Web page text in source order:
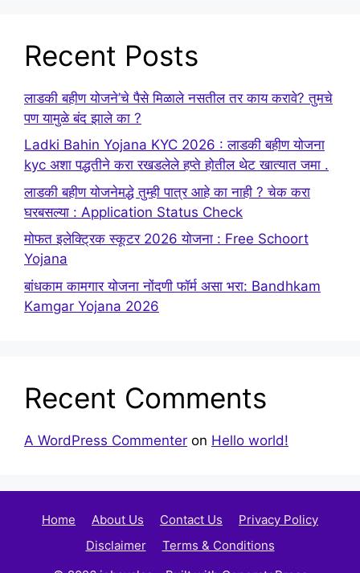
Recent Posts
लाडकी बहीण योजने’चे पैसे मिळाले नसतील तर काय करावे? तुमचे
पण यामुळे बंद झाले का ?
Ladki Bahin Yojana KYC 2026 : लाडकी बहीण योजना
kyc अशा पद्धतीने करा रखडलेले हप्ते होतील थेट खात्यात जमा .
लाडकी बहीण योजनेमद्धे तुम्ही पात्र आहे का नाही ? चेक करा
घरबसल्या : Application Status Check
मोफत इलेक्ट्रिक स्कूटर 2026 योजना : Free Schoort
Yojana
बांधकाम कामगार योजना नोंदणी फॉर्म असा भरा: Bandhkam
Kamgar Yojana 2026
Recent Comments
A WordPress Commenter on Hello world!
Home About Us Contact Us
Privacy Policy
Disclaimer
Terms & Conditions